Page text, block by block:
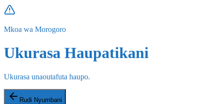
Mkoa wa Morogoro
Ukurasa Haupatikani
Ukurasa unaoutafuta haupo.
Rudi Nyumbani